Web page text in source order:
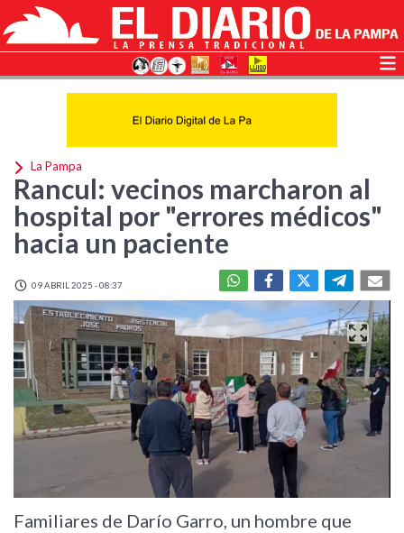
La Pampa
Rancul: vecinos marcharon al
hospital por "errores médicos"
hacia un paciente
09 ABRIL 2025 - 08:37
Familiares de Darío Garro, un hombre que